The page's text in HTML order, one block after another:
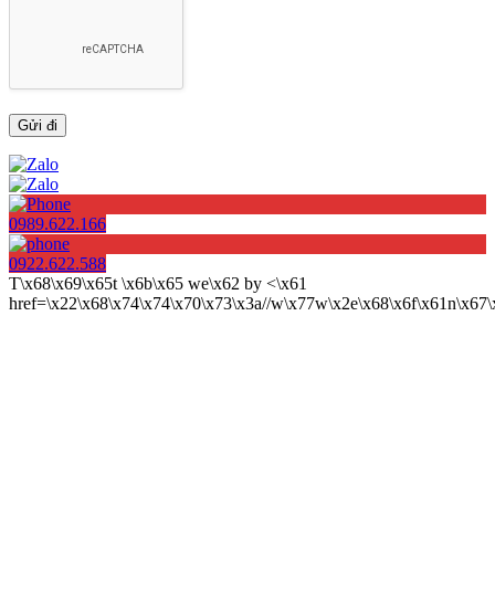
0989.622.166
0922.622.588
T\x68\x69\x65t \x6b\x65 we\x62 by <\x61
href=\x22\x68\x74\x74\x70\x73\x3a//